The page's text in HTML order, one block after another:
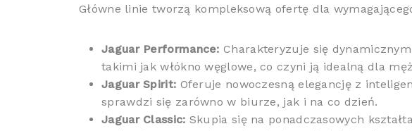
Główne linie tworzą kompleksową ofertę dla
Jaguar Performance: Charakteryzuje się
takimi jak włókno węglowe, co czyni ją idealną dla
Jaguar Spirit: Oferuje nowoczesną elegancję z
sprawdzi się zarówno w biurze, jak i na co dzień.
Jaguar Classic: Skupia się na ponadczasowych